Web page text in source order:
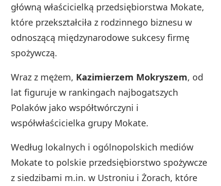
główną właścicielką przedsiębiorstwa Mokate,
które przekształciła z rodzinnego biznesu w
odnoszącą międzynarodowe sukcesy firmę
spożywczą.
Wraz z mężem, Kazimierzem Mokryszem, od
lat figuruje w rankingach najbogatszych
Polaków jako współtwórczyni i
współwłaścicielka grupy Mokate.
Według lokalnych i ogólnopolskich mediów
Mokate to polskie przedsiębiorstwo spożywcze
z siedzibami m.in. w Ustroniu i Żorach, które